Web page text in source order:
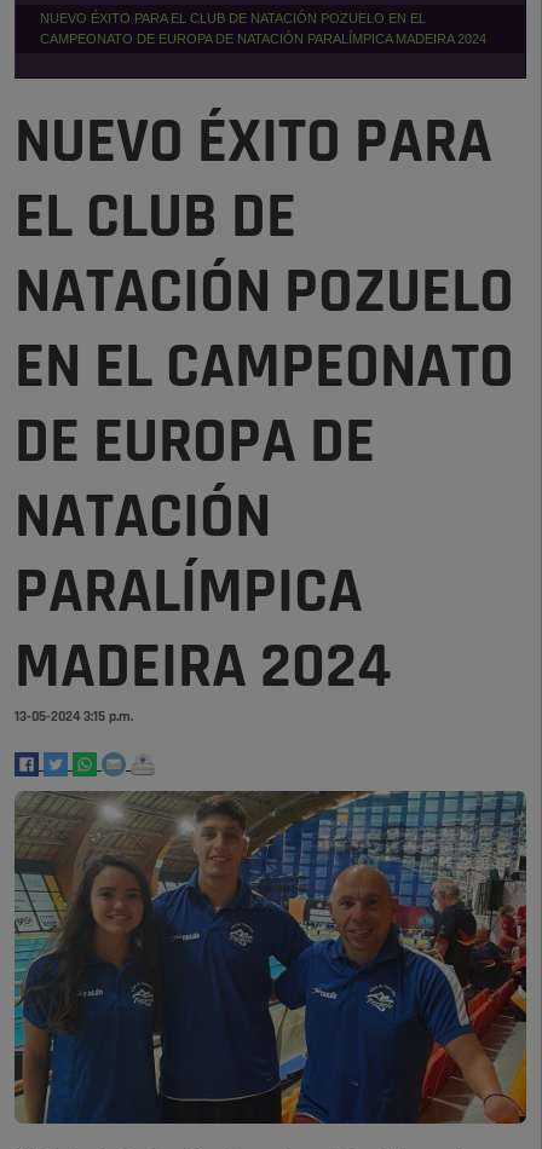
NUEVO ÉXITO PARA EL CLUB DE NATACIÓN POZUELO EN EL
CAMPEONATO DE EUROPA DE NATACIÓN PARALÍMPICA MADEIRA 2024
NUEVO ÉXITO PARA
EL CLUB DE
NATACIÓN POZUELO
EN EL CAMPEONATO
DE EUROPA DE
NATACIÓN
PARALÍMPICA
MADEIRA 2024
13-05-2024 3:15 p.m.